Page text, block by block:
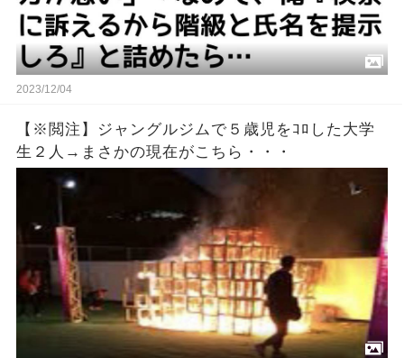
2023/12/04
【※閲注】ジャングルジムで５歳児をｺﾛした大学
生２人→まさかの現在がこちら・・・